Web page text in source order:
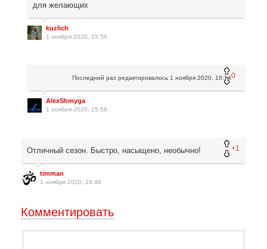
для желающих
kuzlich
1 ноября 2020, 15:56
0
Последний раз редактировалось 1 ноября 2020, 16:14
AlexShmyga
1 ноября 2020, 15:56
+1
Отличный сезон. Быстро, насыщено, необычно!
timman
1 ноября 2020, 18:48
Комментировать